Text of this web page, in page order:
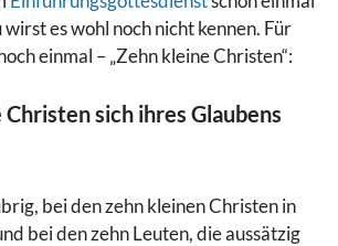
es wohl noch nicht kennen. Für
einmal – „Zehn kleine Christen“:
sich ihres Glaubens
bei den zehn kleinen Christen in
bei den zehn Leuten, die aussätzig